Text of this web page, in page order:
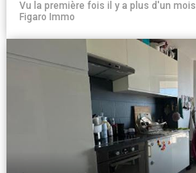
Vu la première fois il y a plus d'un mois
Figaro Immo